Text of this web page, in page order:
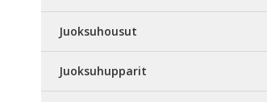
Juoksuhousut
Juoksuhupparit